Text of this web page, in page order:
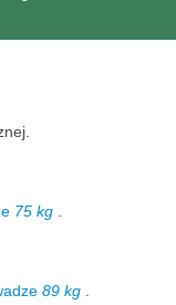
75 kg
89 kg